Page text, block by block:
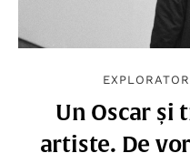
Un Oscar și
artiste. De